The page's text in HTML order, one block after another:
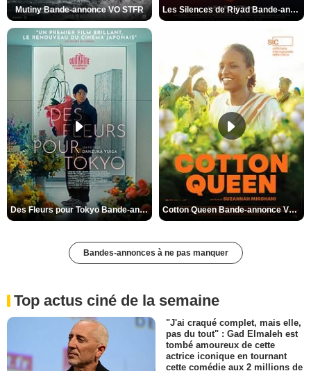
Mutiny Bande-annonce VO STFR Les Silences de Riyad Bande-annonce VO STFR
Des Fleurs pour Tokyo Bande-annonce VO STFR Cotton Queen Bande-annonce VO STFR
Bandes-annonces à ne pas manquer
Top actus ciné de la semaine
"J'ai craqué complet, mais elle,
pas du tout" : Gad Elmaleh est
tombé amoureux de cette
actrice iconique en tournant
cette comédie aux 2 millions de